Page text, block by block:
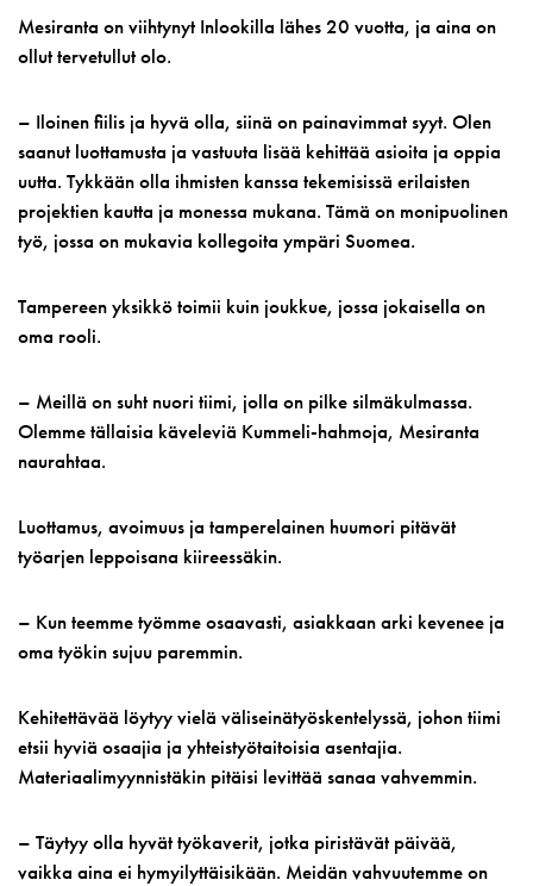
Mesiranta on viihtynyt Inlookilla lähes 20 vuotta, ja aina on
ollut tervetullut olo.
– Iloinen fiilis ja hyvä olla, siinä on painavimmat syyt. Olen
saanut luottamusta ja vastuuta lisää kehittää asioita ja oppia
uutta. Tykkään olla ihmisten kanssa tekemisissä erilaisten
projektien kautta ja monessa mukana. Tämä on monipuolinen
työ, jossa on mukavia kollegoita ympäri Suomea.
Tampereen yksikkö toimii kuin joukkue, jossa jokaisella on
oma rooli.
– Meillä on suht nuori tiimi, jolla on pilke silmäkulmassa.
Olemme tällaisia käveleviä Kummeli-hahmoja, Mesiranta
naurahtaa.
Luottamus, avoimuus ja tamperelainen huumori pitävät
työarjen leppoisana kiireessäkin.
– Kun teemme työmme osaavasti, asiakkaan arki kevenee ja
oma työkin sujuu paremmin.
Kehitettävää löytyy vielä väliseinätyöskentelyssä, johon tiimi
etsii hyviä osaajia ja yhteistyötaitoisia asentajia.
Materiaalimyynnistäkin pitäisi levittää sanaa vahvemmin.
– Täytyy olla hyvät työkaverit, jotka piristävät päivää,
vaikka aina ei hymyilyttäisikään. Meidän vahvuutemme on